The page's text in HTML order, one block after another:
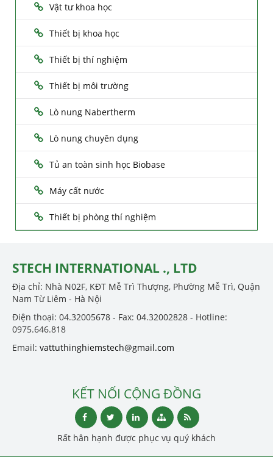
Vật tư khoa học
Thiết bị khoa học
Thiết bị thí nghiệm
Thiết bị môi trường
Lò nung Nabertherm
Lò nung chuyên dụng
Tủ an toàn sinh học Biobase
Máy cất nước
Thiết bị phòng thí nghiệm
STECH INTERNATIONAL ., LTD
Địa chỉ: Nhà N02F, KĐT Mễ Trì Thượng, Phường Mễ Trì, Quận
Nam Từ Liêm - Hà Nội
Điện thoại: 04.32005678 - Fax: 04.32002828 - Hotline:
0975.646.818
Email: vattuthinghiemstech@gmail.com
KẾT NỐI CỘNG ĐỒNG
Rất hân hạnh được phục vụ quý khách